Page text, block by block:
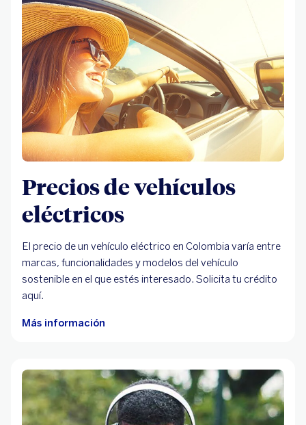
Precios de vehículos
eléctricos
El precio de un vehículo eléctrico en Colombia varía entre
marcas, funcionalidades y modelos del vehículo
sostenible en el que estés interesado. Solicita tu crédito
aquí.
Más información